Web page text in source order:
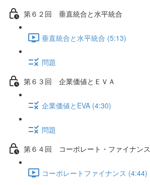
第６２回 垂直統合と水平統合
垂直統合と水平統合 (5:13)
問題
第６３回 企業価値とＥＶＡ
企業価値とEVA (4:30)
問題
第６４回 コーポレート・ファイナンス
コーポレートファイナンス (4:44)